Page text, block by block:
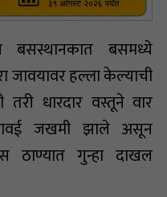
बसमध्ये
जावयावर हल्ला केल्याची
धारदार वस्तूने वार
जखमी झाले असून
ठाण्यात गुन्हा दाखल